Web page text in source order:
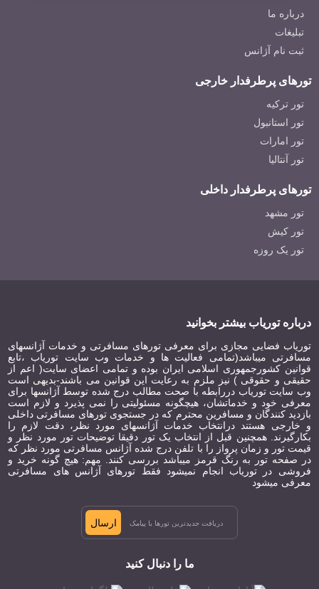
درباره ما
تبلیغات
ثبت نام آژانس
تورهای پرطرفدار خارجی
تور ترکیه
تور استانبول
تور امارات
تور آنتالیا
تورهای پرطرفدار داخلی
تور مشهد
تور کیش
تور یک روزه
درباره توریاب بیشتر بخوانید
توریاب فضایی مجازی برای معرفی تورهای مسافرتی و خدمات آژانسهای
مسافرتی میباشد(تمامی فعالیت ها و خدمات وب سایت توریاب ،تابع
قوانین کشورجمهوری اسلامی ایران بوده و تمامی اعضای سایت( اعم از
حقیقی و حقوقی ) نیز ملزم به رعایت این قوانین می باشند-بدیهی است
وب سایت توریاب دررابطه با صحت مطالب درج شده توسط آژانسها برای
معرفی خود و خدماتشان، هیچگونه مسئولیتی را نمی پذیرد و لازم است
بازدید کنندگان و مسافرین محترم که در جستجوی تورهای مسافرتی داخلی
و خارجی هستند درانتخاب خدمات آژانسهای مورد نظر، دقت لازم را
بکارگیرند. همچنین قبل از انتخاب یک تور دقیقا توضیحات تور مورد نظر و
قیمت تور و زمان پرواز را با تلفن درج شده آژانس مسافرتی مورد نظر که
در صفحه تور به رنگ قرمز میباشد بررسی کنند. مهم: هیچ گونه خرید و
فروشی در توریاب انجام نمیشود فقط تورهای آژانس های مسافرتی
معرفی میشود
ارسال
ما را دنبال کنید